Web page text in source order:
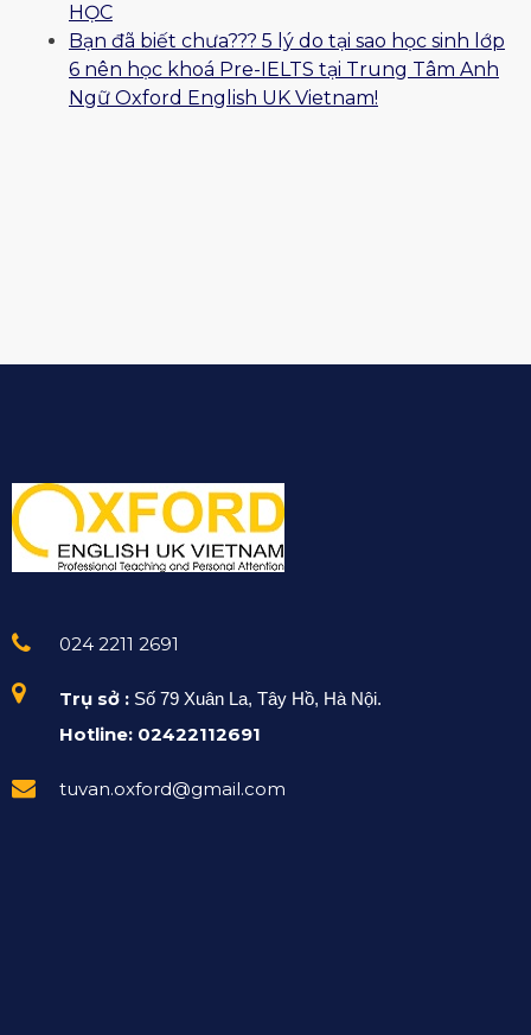
HỌC
Bạn đã biết chưa??? 5 lý do tại sao học sinh lớp
6 nên học khoá Pre-IELTS tại Trung Tâm Anh
Ngữ Oxford English UK Vietnam!
024 2211 2691
Trụ sở : Số 79 Xuân La, Tây Hồ, Hà Nội.
Hotline: 02422112691
tuvan.oxford@gmail.com